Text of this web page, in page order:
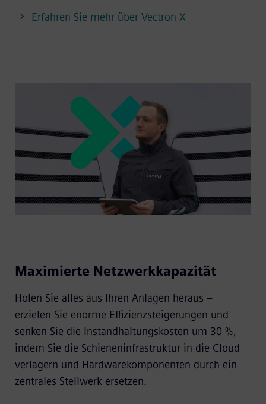
Erfahren Sie mehr über Vectron X
Maximierte Netzwerkkapazität
Holen Sie alles aus Ihren Anlagen heraus –
erzielen Sie enorme Effizienzsteigerungen und
senken Sie die Instandhaltungskosten um 30 %,
indem Sie die Schieneninfrastruktur in die Cloud
verlagern und Hardwarekomponenten durch ein
zentrales Stellwerk ersetzen.